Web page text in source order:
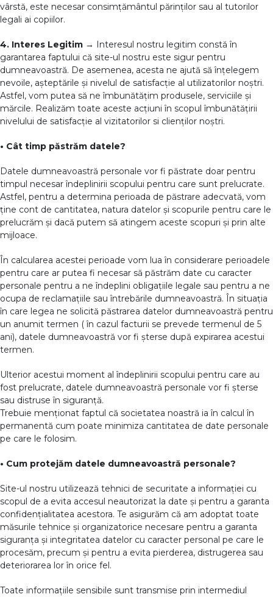
vârstă, este necesar consimțământul părinților sau al tutorilor
legali ai copiilor.
4. Interes Legitim → Interesul nostru legitim constă în
garantarea faptului că site-ul nostru este sigur pentru
dumneavoastră. De asemenea, acesta ne ajută să înțelegem
nevoile, așteptările și nivelul de satisfacție al utilizatorilor noștri.
Astfel, vom putea să ne îmbunătățim produsele, serviciile și
mărcile. Realizăm toate aceste acțiuni în scopul îmbunătățirii
nivelului de satisfacție al vizitatorilor si clienților noștri.
• Cât timp păstrăm datele?
Datele dumneavoastră personale vor fi păstrate doar pentru
timpul necesar îndeplinirii scopului pentru care sunt prelucrate.
Astfel, pentru a determina perioada de păstrare adecvată, vom
ține cont de cantitatea, natura datelor și scopurile pentru care le
prelucrăm și dacă putem să atingem aceste scopuri și prin alte
mijloace.
În calcularea acestei perioade vom lua în considerare perioadele
pentru care ar putea fi necesar să păstrăm date cu caracter
personale pentru a ne îndeplini obligațiile legale sau pentru a ne
ocupa de reclamațiile sau întrebările dumneavoastră. În situația
în care legea ne solicită păstrarea datelor dumneavoastră pentru
un anumit termen ( în cazul facturii se prevede termenul de 5
ani), datele dumneavoastră vor fi șterse după expirarea acestui
termen.
Ulterior acestui moment al îndeplinirii scopului pentru care au
fost prelucrate, datele dumneavoastră personale vor fi șterse
sau distruse în siguranță.
Trebuie menționat faptul că societatea noastră ia în calcul în
permanentă cum poate minimiza cantitatea de date personale
pe care le folosim.
• Cum protejăm datele dumneavoastră personale?
Site-ul nostru utilizează tehnici de securitate a informației cu
scopul de a evita accesul neautorizat la date și pentru a garanta
confidențialitatea acestora. Te asigurăm că am adoptat toate
măsurile tehnice și organizatorice necesare pentru a garanta
siguranța și integritatea datelor cu caracter personal pe care le
procesăm, precum și pentru a evita pierderea, distrugerea sau
deteriorarea lor în orice fel.
Toate informațiile sensibile sunt transmise prin intermediul